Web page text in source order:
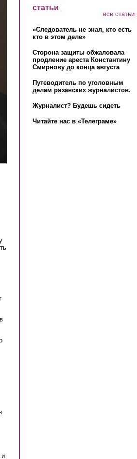
и
статьи
все статьи
«Следователь не знал, кто есть
кто в этом деле»
Сторона защиты обжаловала
продление ареста Константину
Смирнову до конца августа
Путеводитель по уголовным
делам рязанских журналистов.
Журналист? Будешь сидеть
Читайте нас в «Телеграме»